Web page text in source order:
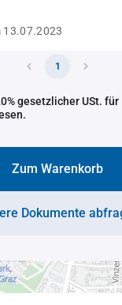
13.07.2023
1
gesetzlicher USt.
Zum Warenkorb
Dokumente